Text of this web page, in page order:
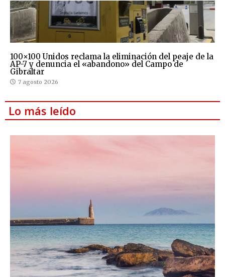
100×100 Unidos reclama la eliminación del peaje de la
AP-7 y denuncia el «abandono» del Campo de
Gibraltar
7 agosto 2026
Lo más leído